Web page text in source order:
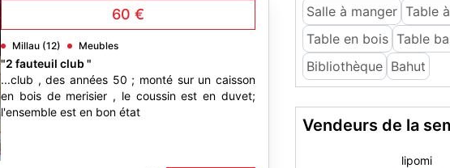
60 €
Millau (12) Meubles
"2 fauteuil club "
...club , des années 50 ; monté sur un caisson
en bois de merisier , le coussin est en duvet;
l'ensemble est en bon état
Salle à manger Table
Table en bois Table
Bibliothèque Bahut
Vendeurs de la
Susana H.